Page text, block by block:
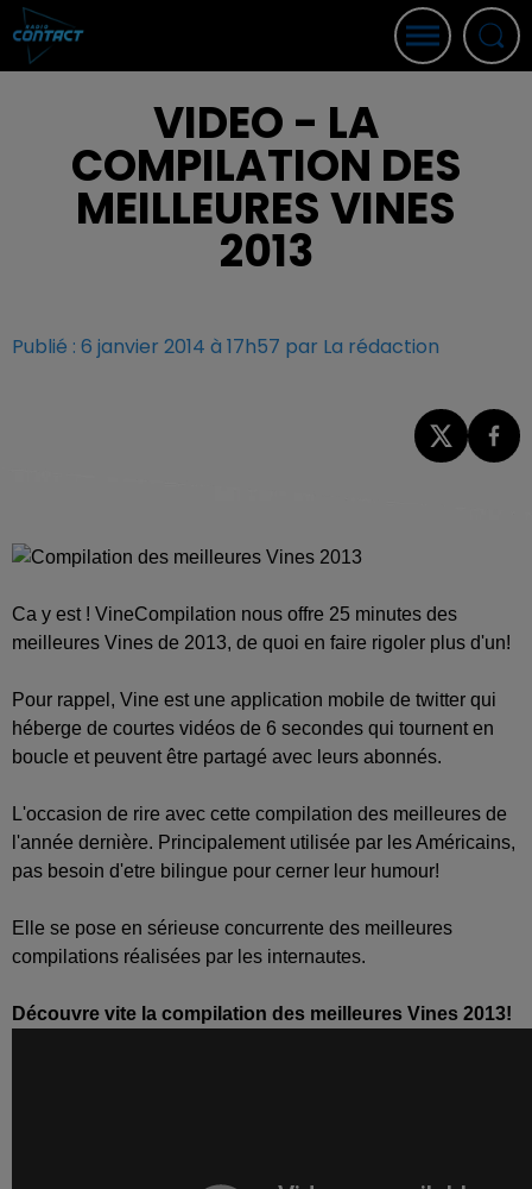
VIDEO - LA
COMPILATION DES
MEILLEURES VINES
2013
Publié : 6 janvier 2014 à 17h57 par La rédaction
Ca y est ! VineCompilation nous offre 25 minutes des
meilleures Vines de 2013, de quoi en faire rigoler plus d'un!
Pour rappel, Vine est une application mobile de twitter qui
héberge de courtes vidéos de 6 secondes qui tournent en
boucle et peuvent être partagé avec leurs abonnés.
L'occasion de rire avec cette compilation des meilleures de
l'année dernière. Principalement utilisée par les Américains,
pas besoin d'etre bilingue pour cerner leur humour!
Elle se pose en sérieuse concurrente des meilleures
compilations réalisées par les internautes.
Découvre vite la compilation des meilleures Vines 2013!